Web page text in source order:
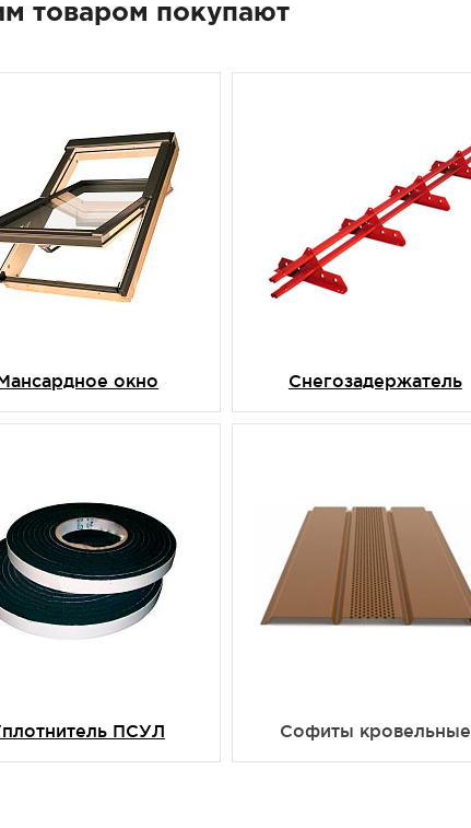
товаром покупают
окно Снегозадержатель
ПСУЛ Софиты кровельные